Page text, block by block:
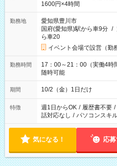
1600円×4時間
勤務地
愛知県豊川市
国府(愛知県)駅から車9分 /
ら車20
イベント会場で設営（勤
勤務時間
17：00～21：00（実働4時間） 休憩 なし トイレ・水分
随時可能
期間 10/2（金）1日だけ
特徴 週1日からOK / 履歴書不要 /
話対応なし / パソコンスキ
気になる！ 応